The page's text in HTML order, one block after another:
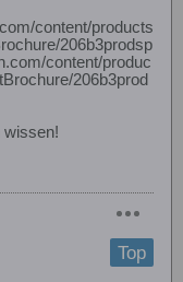
content/products
206b3prodsp
content/produc
206b3prod
wissen!
Top